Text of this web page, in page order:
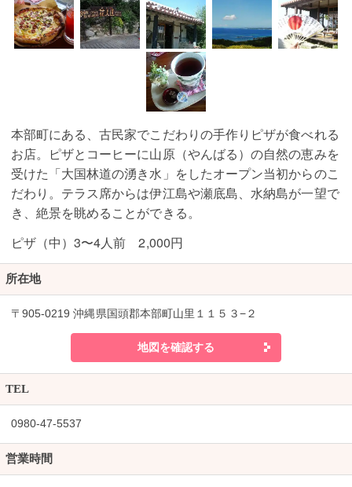
本部町にある、古民家でこだわりの手作りピザが食べれる
お店。ピザとコーヒーに山原（やんばる）の自然の恵みを
受けた「大国林道の湧き水」をしたオープン当初からのこ
だわり。テラス席からは伊江島や瀬底島、水納島が一望で
き、絶景を眺めることができる。
ピザ（中）3〜4人前 2,000円
所在地
〒905-0219 沖縄県国頭郡本部町山里１１５３−２
地図を確認する
TEL
0980-47-5537
営業時間